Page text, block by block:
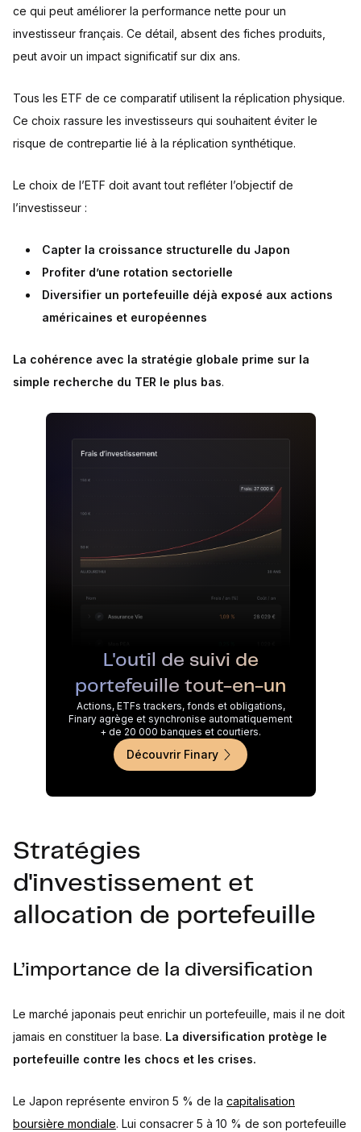
ce qui peut améliorer la performance nette pour un
investisseur français. Ce détail, absent des fiches produits,
peut avoir un impact significatif sur dix ans.
Tous les ETF de ce comparatif utilisent la réplication physique.
Ce choix rassure les investisseurs qui souhaitent éviter le
risque de contrepartie lié à la réplication synthétique.
Le choix de l’ETF doit avant tout refléter l’objectif de
l’investisseur :
Capter la croissance structurelle du Japon
Profiter d’une rotation sectorielle
Diversifier un portefeuille déjà exposé aux actions
américaines et européennes
La cohérence avec la stratégie globale prime sur la
simple recherche du TER le plus bas.
L'outil de suivi de
portefeuille tout-en-un
Actions, ETFs trackers, fonds et obligations,
Finary agrège et synchronise automatiquement
+ de 20 000 banques et courtiers.
Découvrir Finary
Stratégies
d'investissement et
allocation de portefeuille
L’importance de la diversification
Le marché japonais peut enrichir un portefeuille, mais il ne doit
jamais en constituer la base. La diversification protège le
portefeuille contre les chocs et les crises.
Le Japon représente environ 5 % de la capitalisation
boursière mondiale. Lui consacrer 5 à 10 % de son portefeuille